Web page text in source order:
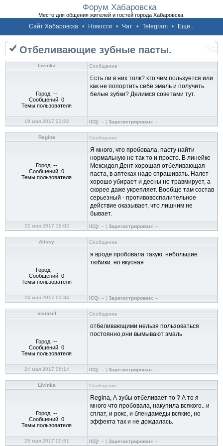
Форум Хабаровска
Место для общения жителей и гостей города Хабаровска.
Сайт Хабаровска • Новости • Чат • Telegram • Ещё...
Отбеливающие зубные пасты.
Livinka Сообщение
Город: --
Сообщений: 0
Темы пользователя
Есть ли в них толк? кто чем пользуется или
как не попортить себе эмаль и получить
белые зубки? Делимся советами тут.
19 мая 2017 23:22 ICQ: -- | Зарегистрирован: --
Regina Сообщение
Город: --
Сообщений: 0
Темы пользователя
Я много, что пробовала, пасту найти
нормальную не так то и просто. В линейке
Мексидол Дент хорошая отбеливающая
паста, в аптеках надо спрашивать. Налет
хорошо убирает и десны не травмирует, а
скорее даже укрепляет. Вообще там состав
серьезный - противовоспалительное
действие оказывает, что лишним не
бывает.
22 мая 2017 19:02 ICQ: -- | Зарегистрирован: --
Alissy Сообщение
Город: --
Сообщений: 0
Темы пользователя
я вроде пробовала такую. небольшие
тюбики. но вкусная
24 мая 2017 03:34 ICQ: -- | Зарегистрирован: --
mamzel Сообщение
Город: --
Сообщений: 0
Темы пользователя
отбеливающими нельзя пользоваться
постоянно,они вымывают эмаль
24 мая 2017 06:14 ICQ: -- | Зарегистрирован: --
Livinka Сообщение
Город: --
Сообщений: 0
Темы пользователя
Regina, А зубы отбеливает то ? А то я
много что пробовала, накупила всякого.. и
сплат, и рокс, и блендамеды всякие, но
эффекта так и не дождалась.
25 мая 2017 00:51 ICQ: -- | Зарегистрирован: --